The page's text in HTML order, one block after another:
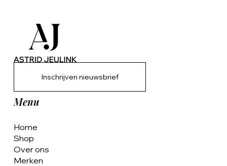
Inschrijven nieuwsbrief
Menu
Home
Shop
Over ons
Merken